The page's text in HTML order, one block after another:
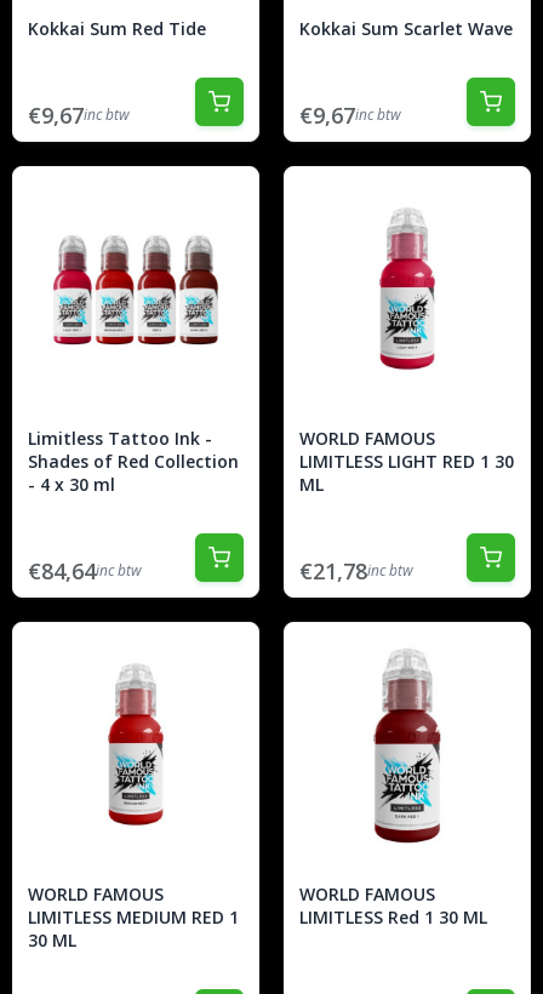
Kokkai Sum Red Tide
€9,67inc btw
Kokkai Sum Scarlet Wave
€9,67inc btw
Limitless Tattoo Ink -
Shades of Red Collection
- 4 x 30 ml
€84,64inc btw
WORLD FAMOUS
LIMITLESS LIGHT RED 1 30
ML
€21,78inc btw
WORLD FAMOUS
LIMITLESS MEDIUM RED 1
30 ML
WORLD FAMOUS
LIMITLESS Red 1 30 ML